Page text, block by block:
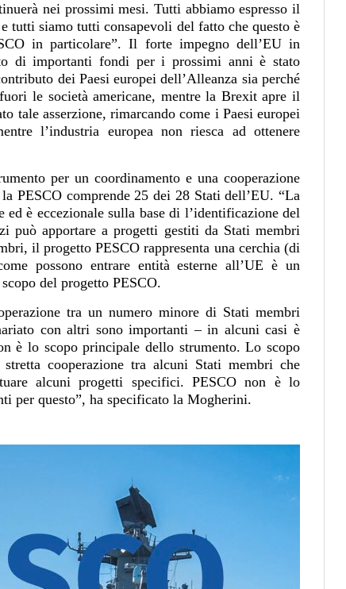
nei prossimi mesi. Tutti abbiamo espresso il
tutti siamo tutti consapevoli del fatto che questo è
in particolare”. Il forte impegno dell’EU in
di importanti fondi per i prossimi anni è stato
dei Paesi europei dell’Alleanza sia perché
le società americane, mentre la Brexit apre il
tale asserzione, rimarcando come i Paesi europei
l’industria europea non riesca ad ottenere
per un coordinamento e una cooperazione
PESCO comprende 25 dei 28 Stati dell’EU. “La
è eccezionale sulla base di l’identificazione del
può apportare a progetti gestiti da Stati membri
il progetto PESCO rappresenta una cerchia (di
possono entrare entità esterne all’UE è un
del progetto PESCO.
tra un numero minore di Stati membri
con altri sono importanti – in alcuni casi è
è lo scopo principale dello strumento. Lo scopo
cooperazione tra alcuni Stati membri che
alcuni progetti specifici. PESCO non è lo
per questo”, ha specificato la Mogherini.